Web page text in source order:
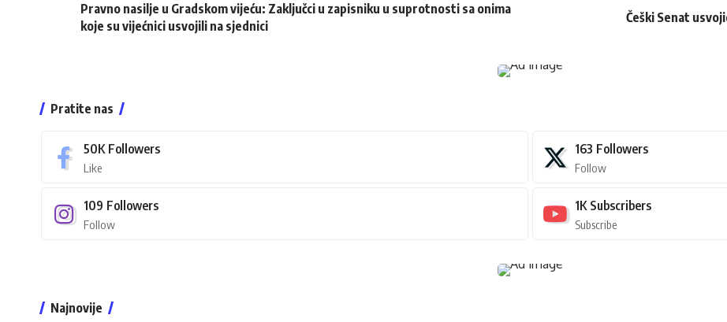
Pravno nasilje u Gradskom vijeću: Zaključci u zapisniku u suprotnosti sa onima
koje su vijećnici usvojili na sjednici
Češki Senat
Pratite nas
50K Followers
Like
163 Followers
Follow
109 Followers
Follow
1K Subscribers
Subscribe
Najnovije